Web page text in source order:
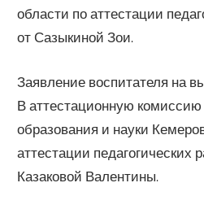
области по аттестации
от Сазыкиной Зои.
Заявление воспитателя на
В аттестационную
образования и науки
аттестации педагогических
Казаковой Валентины.